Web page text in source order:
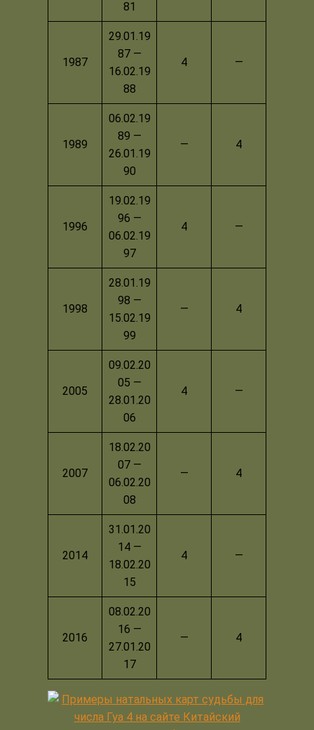
81
1987
29.01.19
87 —
16.02.19
88
4 —
1989
06.02.19
89 —
26.01.19
90
— 4
1996
19.02.19
96 —
06.02.19
97
4 —
1998
28.01.19
98 —
15.02.19
99
— 4
2005
09.02.20
05 —
28.01.20
06
4 —
2007
18.02.20
07 —
06.02.20
08
— 4
2014
31.01.20
14 —
18.02.20
15
4 —
2016
08.02.20
16 —
27.01.20
17
— 4